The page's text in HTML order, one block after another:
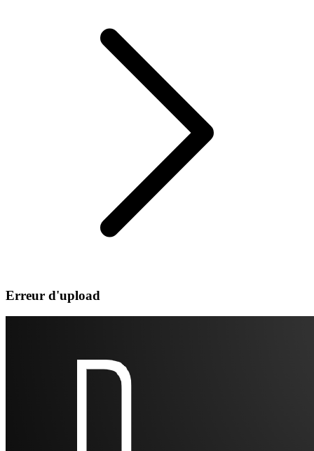
Erreur d'upload